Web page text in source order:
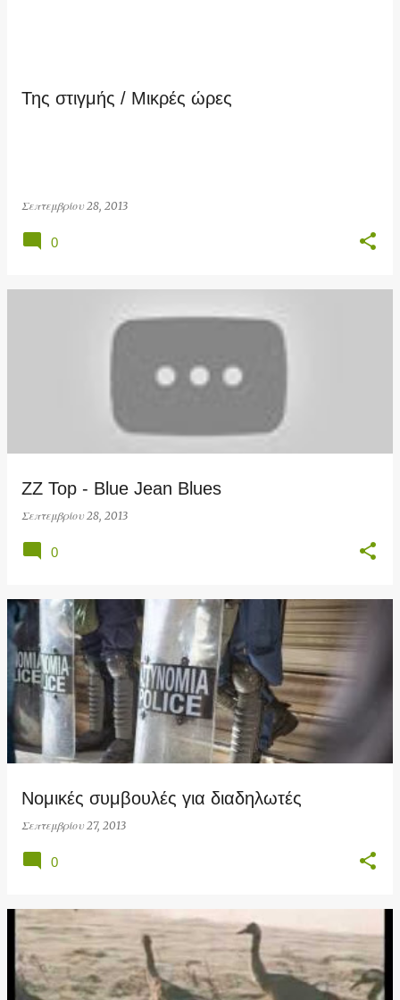
Της στιγμής / Μικρές ώρες
Σεπτεμβρίου 28, 2013
0
ZZ Top - Blue Jean Blues
Σεπτεμβρίου 28, 2013
0
Νομικές συμβουλές για διαδηλωτές
Σεπτεμβρίου 27, 2013
0